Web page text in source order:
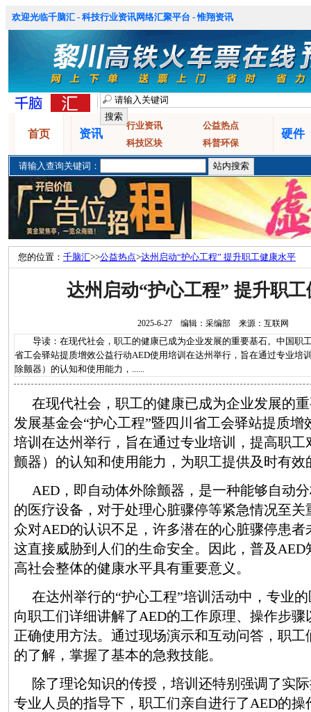
欢迎光临千脑汇 - 科技行业资讯网络汇聚平台 - 惟翔资讯
首页 资讯
行业资讯
公益热点
科技区块
科普环保
硬件
请输入查询关键词：
您的位置： 千脑汇>>公益热点>达州启动“护心工程” 提升职工健康水平
达州启动“护心工程” 提升职
2025-6-27 编辑：采编部 来源：互联网
导读：在现代社会，职工的健康已成为企业发展的重要基石。中国职
省工会驿站提质增效公益行动AED使用培训在达州举行，旨在通过专业培
除颤器）的认知和使用能力，......
在现代社会，职工的健康已成为企业发展的
发展基金会“护心工程”暨四川省工会驿站提质增
培训在达州举行，旨在通过专业培训，提高职工
颤器）的认知和使用能力，为职工提供及时有效
AED，即自动体外除颤器，是一种能够自动
的医疗设备，对于处理心脏骤停等紧急情况至
众对AED的认识不足，许多潜在的心脏骤停患
这直接威胁到人们的生命安全。因此，普及
高社会整体的健康水平具有重要意义。
在达州举行的“护心工程”培训活动中，专业
向职工们详细讲解了AED的工作原理、操作步
正确使用方法。通过现场演示和互动问答，职工
的了解，掌握了基本的急救技能。
除了理论知识的传授，培训还特别强调了实
专业人员的指导下，职工们亲自进行了AED的